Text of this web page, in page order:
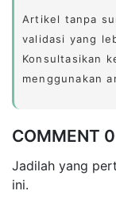
Artikel tanpa
validasi yang
Konsultasikan
menggunakan
COMMENT 0
Jadilah yang
ini.